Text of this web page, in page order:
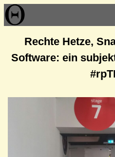
Zum
Inhalt
Rechte Hetze,
Software: ein